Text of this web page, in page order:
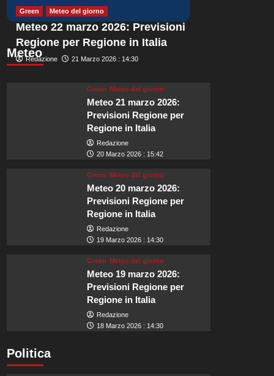
Meteo
Green Meteo del giorno
Meteo 22 marzo 2026: Previsioni
Regione per Regione in Italia
Redazione 21 Marzo 2026 : 14:30
Green Meteo del giorno
Meteo 21 marzo 2026:
Previsioni Regione per
Regione in Italia
Redazione
20 Marzo 2026 : 15:42
Green Meteo del giorno
Meteo 20 marzo 2026:
Previsioni Regione per
Regione in Italia
Redazione
19 Marzo 2026 : 14:30
Green Meteo del giorno
Meteo 19 marzo 2026:
Previsioni Regione per
Regione in Italia
Redazione
18 Marzo 2026 : 14:30
Politica